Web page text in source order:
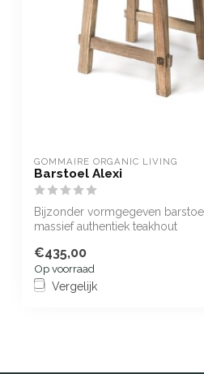
GOMMAIRE ORGANIC LIVING
Barstoel Alexi
Bijzonder vormgegeven
massief authentiek teakhout
€435,00
Op voorraad
Vergelijk